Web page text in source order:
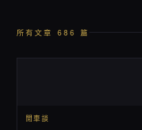
所有文章 686 篇
閒車談